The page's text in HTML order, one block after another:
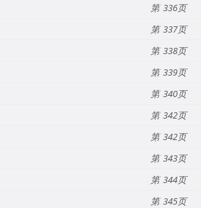
336
337
338
339
340
342
342
343
344
345